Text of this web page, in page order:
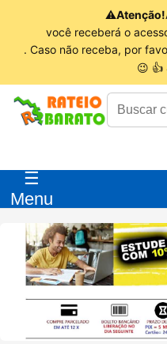
⚠Atenção!
você receberá o
. Caso não receba, por
😉 👍
☰
Menu